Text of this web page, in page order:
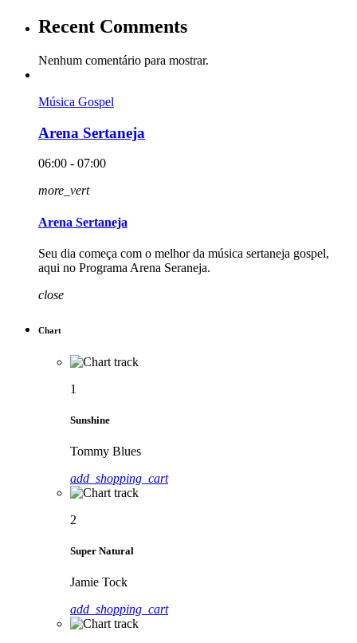
Recent Comments
Nenhum comentário para mostrar.
Música Gospel
Arena Sertaneja
06:00 - 07:00
more_vert
Arena Sertaneja
Seu dia começa com o melhor da música sertaneja gospel,
aqui no Programa Arena Seraneja.
close
Chart
1
Sunshine
Tommy Blues
add_shopping_cart
2
Super Natural
Jamie Tock
add_shopping_cart